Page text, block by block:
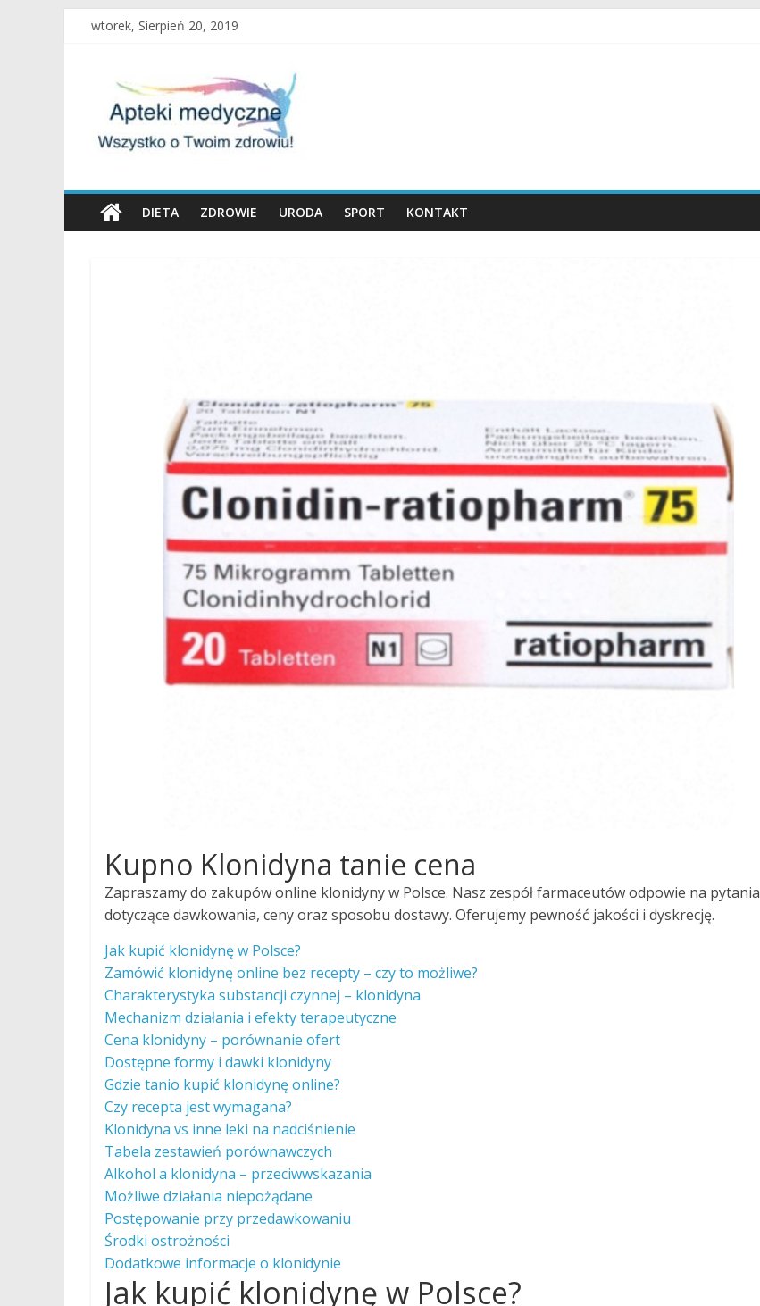
Skipwtorek, Sierpień 20, 2019
Apteki
Medyczne
Blog
Uroda
DIETA ZDROWIE URODA SPORT KONTAKT
Kupno Klonidyna tanie cena
Zapraszamy do zakupów online klonidyny w Polsce. Nasz zespół farmaceutów odpowie na pytania
dotyczące dawkowania, ceny oraz sposobu dostawy. Oferujemy pewność jakości i dyskrecję.
Jak kupić klonidynę w Polsce?
Zamówić klonidynę online bez recepty – czy to możliwe?
Charakterystyka substancji czynnej – klonidyna
Mechanizm działania i efekty terapeutyczne
Cena klonidyny – porównanie ofert
Dostępne formy i dawki klonidyny
Gdzie tanio kupić klonidynę online?
Czy recepta jest wymagana?
Klonidyna vs inne leki na nadciśnienie
Tabela zestawień porównawczych
Alkohol a klonidyna – przeciwwskazania
Możliwe działania niepożądane
Postępowanie przy przedawkowaniu
Środki ostrożności
Dodatkowe informacje o klonidynie
Jak kupić klonidynę w Polsce?